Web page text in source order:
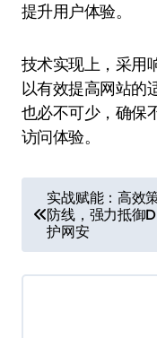
提升用户体验。
技术实现上，采用
以有效提高网站的
也必不可少，确保
访问体验。
章
导
航
实战赋能：高效
防线，强力抵御
护网安